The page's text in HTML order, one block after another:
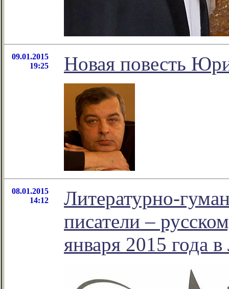
09.01.2015
19:25
Новая повесть
08.01.2015
14:12
Литературно-
писатели –
января 2015 года в